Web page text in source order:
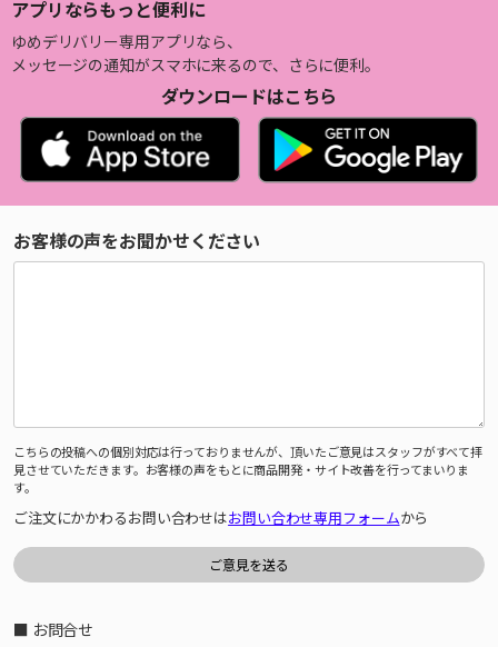
アプリならもっと便利に
ゆめデリバリー専用アプリなら、
メッセージの通知がスマホに来るので、さらに便利。
ダウンロードはこちら
お客様の声をお聞かせください
こちらの投稿への個別対応は行っておりませんが、頂いたご意見はスタッフがすべて拝
見させていただきます。お客様の声をもとに商品開発・サイト改善を行ってまいりま
す。
ご注文にかかわるお問い合わせはお問い合わせ専用フォームから
■ お問合せ